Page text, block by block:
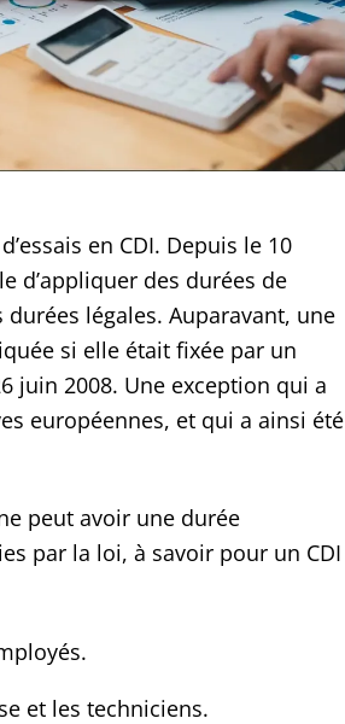
en CDI. Depuis le 10
d’appliquer des durées de
légales. Auparavant, une
si elle était fixée par un
juin 2008. Une exception qui a
européennes, et qui a ainsi été
peut avoir une durée
par la loi, à savoir pour un CDI
et les techniciens.